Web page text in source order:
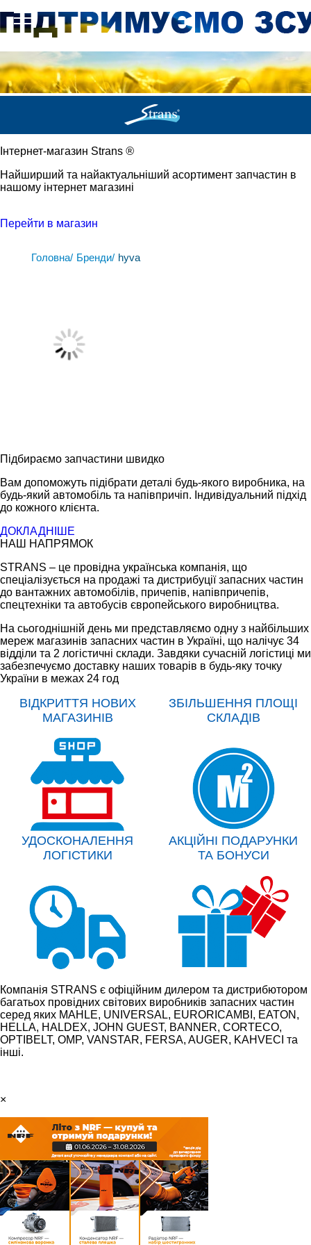
Iнтернет-магазин Strans ®
Найширший та найактуальніший асортимент запчастин в
нашому інтернет магазині
Перейти в магазин
Головна/ Бренди/ hyva
Підбираємо запчастини швидко
Вам допоможуть підібрати деталі будь-якого виробника, на
будь-який автомобіль та напівпричіп. Індивідуальний підхід
до кожного клієнта.
ДОКЛАДНІШЕ
НАШ НАПРЯМОК
STRANS – це провідна українська компанія, що
спеціалізується на продажі та дистрибуції запасних частин
до вантажних автомобілів, причепів, напівпричепів,
спецтехніки та автобусів європейського виробництва.
На сьогоднішній день ми представляємо одну з найбільших
мереж магазинів запасних частин в Україні, що налічує 34
відділи та 2 логістичні склади. Завдяки сучасній логістиці ми
забезпечуємо доставку наших товарів в будь-яку точку
України в межах 24 год
ВІДКРИТТЯ НОВИХ
МАГАЗИНІВ
ЗБІЛЬШЕННЯ ПЛОЩІ
СКЛАДІВ
УДОСКОНАЛЕННЯ
ЛОГІСТИКИ
АКЦІЙНІ ПОДАРУНКИ
ТА БОНУСИ
Компанія STRANS є офіційним дилером та дистрибютором
багатьох провідних світових виробників запасних частин
серед яких MAHLE, UNIVERSAL, EURORICAMBI, EATON,
HELLA, HALDEX, JOHN GUEST, BANNER, CORTECO,
OPTIBELT, OMP, VANSTAR, FERSA, AUGER, KAHVECI та
інші.
×